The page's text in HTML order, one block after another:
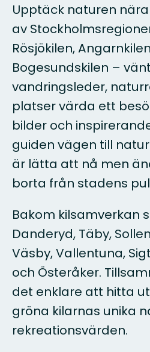
Upptäck naturen
av
Rösjökilen,
Bogesundskilen –
vandringsleder,
platser värda ett
bilder och
guiden vägen till
är lätta att nå men
borta från stadens
Bakom kilsamverkan
Danderyd, Täby,
Väsby, Vallentuna,
och Österåker.
det enklare att hitta
gröna kilarnas unika
rekreationsvärden.